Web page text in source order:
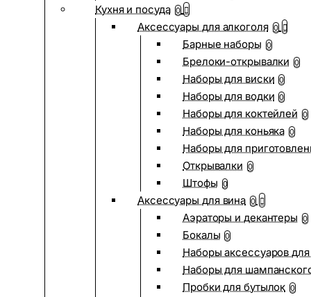
Кухня и посуда 0
Аксессуары для алкоголя 0
Барные наборы 0
Брелоки-открывалки 0
Наборы для виски 0
Наборы для водки 0
Наборы для коктейлей 0
Наборы для коньяка 0
Наборы для
Открывалки 0
Штофы 0
Аксессуары для вина 0
Аэраторы и декантеры 0
Бокалы 0
Наборы аксессуаров
Наборы для
Пробки для бутылок 0